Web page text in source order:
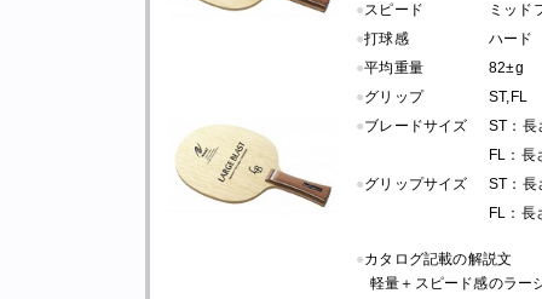
●スピード
ミッド
●打球感
ハード
●平均重量
82±g
●グリップ
ST,FL
●ブレードサイズ
ST：長
FL：長
●グリップサイズ
ST：長
FL：長
●カタログ記載の解説文
軽量＋スピード感のラー